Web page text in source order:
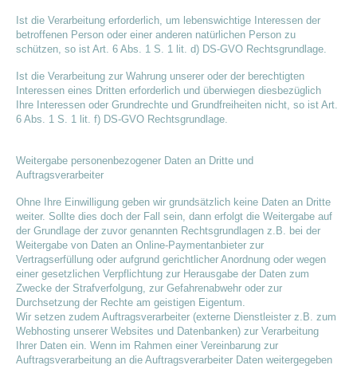
Ist die Verarbeitung erforderlich, um lebenswichtige Interessen der
betroffenen Person oder einer anderen natürlichen Person zu
schützen, so ist Art. 6 Abs. 1 S. 1 lit. d) DS-GVO Rechtsgrundlage.
Ist die Verarbeitung zur Wahrung unserer oder der berechtigten
Interessen eines Dritten erforderlich und überwiegen diesbezüglich
Ihre Interessen oder Grundrechte und Grundfreiheiten nicht, so ist Art.
6 Abs. 1 S. 1 lit. f) DS-GVO Rechtsgrundlage.
Weitergabe personenbezogener Daten an Dritte und
Auftragsverarbeiter
Ohne Ihre Einwilligung geben wir grundsätzlich keine Daten an Dritte
weiter. Sollte dies doch der Fall sein, dann erfolgt die Weitergabe auf
der Grundlage der zuvor genannten Rechtsgrundlagen z.B. bei der
Weitergabe von Daten an Online-Paymentanbieter zur
Vertragserfüllung oder aufgrund gerichtlicher Anordnung oder wegen
einer gesetzlichen Verpflichtung zur Herausgabe der Daten zum
Zwecke der Strafverfolgung, zur Gefahrenabwehr oder zur
Durchsetzung der Rechte am geistigen Eigentum.
Wir setzen zudem Auftragsverarbeiter (externe Dienstleister z.B. zum
Webhosting unserer Websites und Datenbanken) zur Verarbeitung
Ihrer Daten ein. Wenn im Rahmen einer Vereinbarung zur
Auftragsverarbeitung an die Auftragsverarbeiter Daten weitergegeben